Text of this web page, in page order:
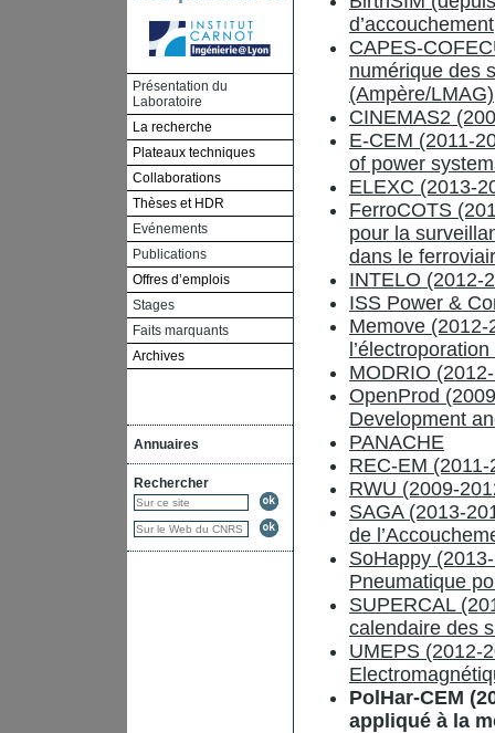
Présentation du
Laboratoire
La recherche
Plateaux techniques
Collaborations
Thèses et HDR
Evénements
Publications
Offres d’emplois
Stages
Faits marquants
Archives
Annuaires
Rechercher
d’accouchement
CAPES-
numérique des
(Ampère/LMAG)
CINEMAS2
E-CEM (2011-
of power
ELEXC (2013-
FerroCOTS
pour la
dans le
INTELO (2012-
ISS Power &
Memove
MODRIO
OpenProd
Development
PANACHE
REC-EM
RWU (2009-
SAGA (2013-
de
SoHappy
Pneumatique
SUPERCAL
calendaire des
UMEPS (2012-
PolHar-CEM
appliqué à la